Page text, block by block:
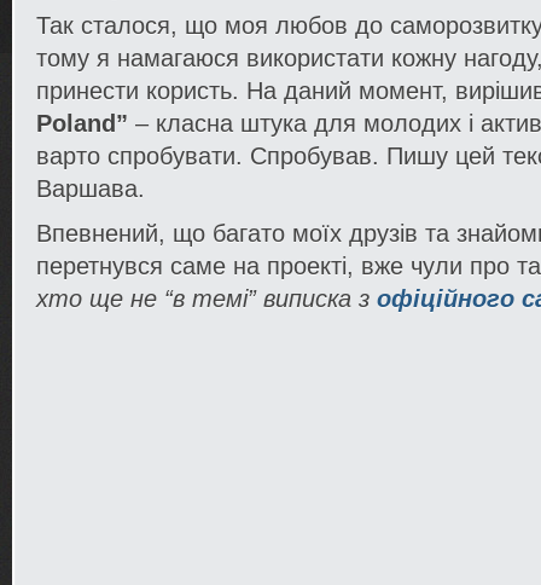
Так сталося, що моя любов до
тому я намагаюся використати кожну
принести користь. На даний момент,
Poland” – класна штука для молодих і
варто спробувати. Спробував. Пишу цей
Варшава.
Впевнений, що багато моїх друзів та
перетнувся саме на проекті, вже чули про
хто ще не “в темі” виписка з офіційного